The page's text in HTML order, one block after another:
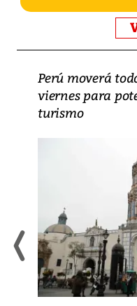
Perú moverá
viernes para
turismo